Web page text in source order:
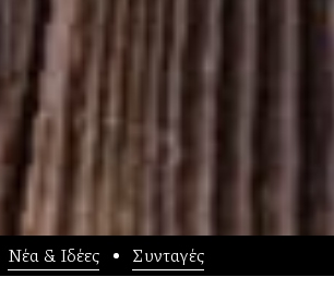
Νέα & Ιδέες Συνταγές